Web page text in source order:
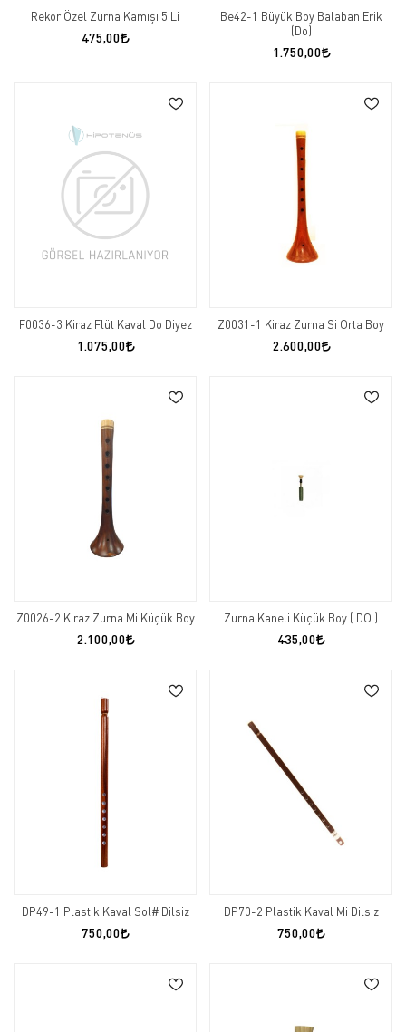
Rekor Özel Zurna Kamışı 5 Li
475,00
Be42-1 Büyük Boy Balaban Erik
(Do)
1.750,00
F0036-3 Kiraz Flüt Kaval Do Diyez
1.075,00
Z0031-1 Kiraz Zurna Si Orta Boy
2.600,00
Z0026-2 Kiraz Zurna Mi Küçük Boy
2.100,00
Zurna Kaneli Küçük Boy ( DO )
435,00
DP49-1 Plastik Kaval Sol# Dilsiz
750,00
DP70-2 Plastik Kaval Mi Dilsiz
750,00